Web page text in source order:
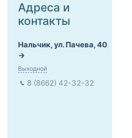
Адреса и
контакты
Нальчик, ул. Пачева, 40
Выходной
8 (8662) 42-32-32